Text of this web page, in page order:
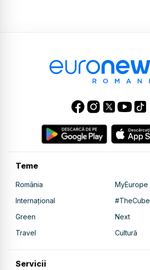
Teme
România
MyEurope
Internațional
#TheCube
Green
Next
Travel
Cultură
Servicii